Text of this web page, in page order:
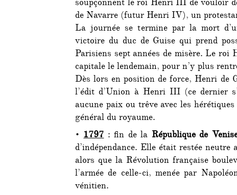
soupçonnent le roi Henri III de vouloir
de Navarre (futur Henri IV), un
La journée se termine par la mort
victoire du duc de Guise qui prend
Parisiens sept années de misère. Le
capitale le lendemain, pour n’y plus
Dès lors en position de force, Henri de
l’édit d’Union à Henri III (ce dernier
aucune paix ou trêve avec les
général du royaume.
•1797 : fin de la République de
d’indépendance. Elle était restée neutre
alors que la Révolution française
l’armée de celle-ci, menée par
vénitien.